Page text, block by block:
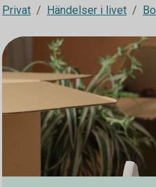
Privat Händelser i livet